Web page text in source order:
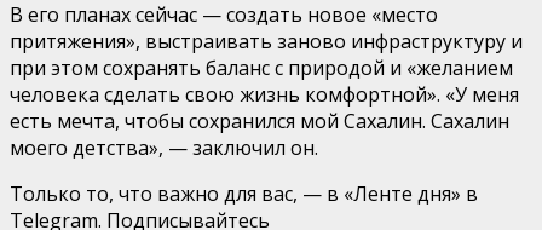
В его планах сейчас — создать новое «место
притяжения», выстраивать заново инфраструктуру и
при этом сохранять баланс с природой и «желанием
человека сделать свою жизнь комфортной». «У меня
есть мечта, чтобы сохранился мой Сахалин. Сахалин
моего детства», — заключил он.
Только то, что важно для вас, — в «Ленте дня» в
Telegram. Подписывайтесь